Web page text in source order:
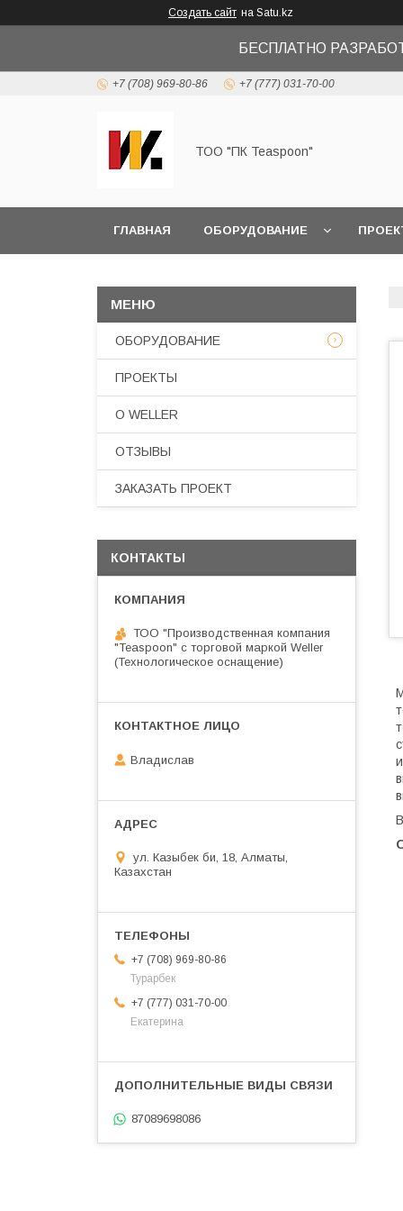
Создать сайт на Satu.kz
БЕСПЛАТНО
+7 (708) 969-80-86 +7 (777) 031-70-00
ТОО "ПК Teaspoon"
ГЛАВНАЯ ОБОРУДОВАНИЕ
ОБОРУДОВАНИЕ
ПРОЕКТЫ
О WELLER
ОТЗЫВЫ
ЗАКАЗАТЬ ПРОЕКТ
КОНТАКТЫ
ТОО "Производственная компания
"Teaspoon" с торговой маркой Weller
(Технологическое оснащение)
Владислав
ул. Казыбек би, 18, Алматы,
Казахстан
+7 (708) 969-80-86
Турарбек
+7 (777) 031-70-00
Екатерина
87089698086